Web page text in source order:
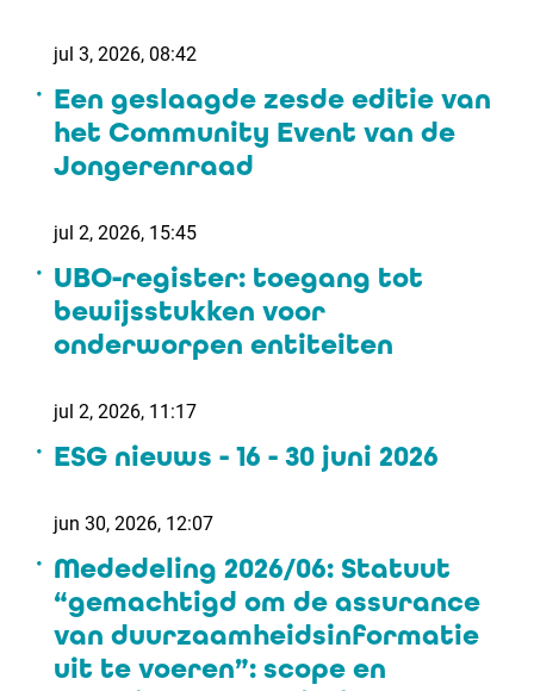
jul 3, 2026, 08:42
Een geslaagde zesde editie van
het Community Event van de
Jongerenraad
jul 2, 2026, 15:45
UBO-register: toegang tot
bewijsstukken voor
onderworpen entiteiten
jul 2, 2026, 11:17
ESG nieuws - 16 - 30 juni 2026
jun 30, 2026, 12:07
Mededeling 2026/06: Statuut
“gemachtigd om de assurance
van duurzaamheidsinformatie
uit te voeren”: scope en